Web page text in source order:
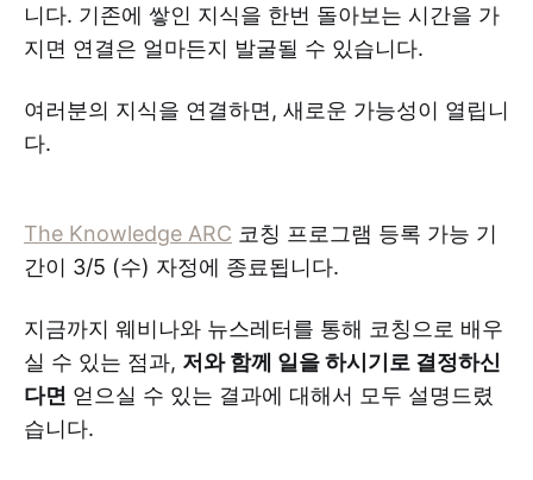
니다. 기존에 쌓인 지식을 한번 돌아보는 시간을 가
지면 연결은 얼마든지 발굴될 수 있습니다.
여러분의 지식을 연결하면, 새로운 가능성이 열립니
다.
The Knowledge ARC 코칭 프로그램 등록 가능 기
간이 3/5 (수) 자정에 종료됩니다.
지금까지 웨비나와 뉴스레터를 통해 코칭으로 배우
실 수 있는 점과, 저와 함께 일을 하시기로 결정하신
다면 얻으실 수 있는 결과에 대해서 모두 설명드렸
습니다.